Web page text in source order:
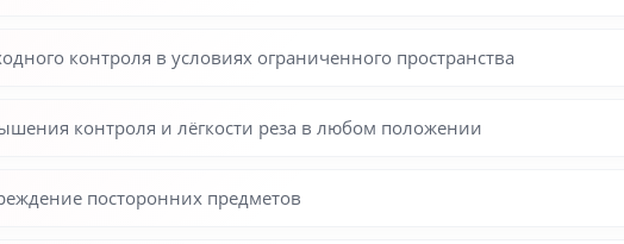
контроля в условиях ограниченного пространства
контроля и лёгкости реза в любом положении
посторонних предметов